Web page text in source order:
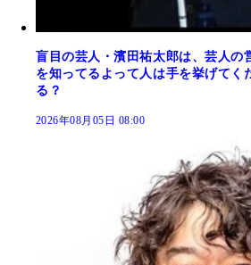
盲目の芸人・濱田祐太郎は、芸人の
を知ってるよって人は手を挙げてく
る？
2026年08月05日 08:00